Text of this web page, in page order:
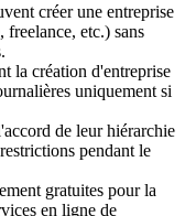
créer une entreprise
freelance, etc.) sans
la création d'entreprise
uniquement si
de leur hiérarchie
pendant le
gratuites pour la
en ligne de